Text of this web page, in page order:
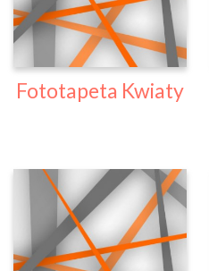
Fototapeta Kwiaty